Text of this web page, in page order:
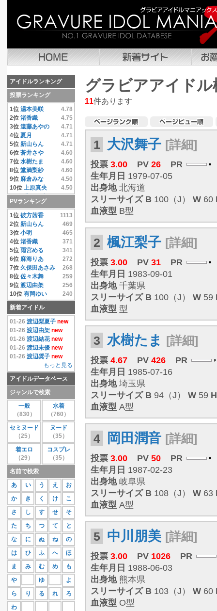
アイドルランキング
投票ランキング
1位 湯本美咲
4.78
2位 渚香織
4.75
3位 遠藤あやの
4.71
4位 夏月
4.71
5位 新山らん
4.71
6位 蒼井さや
4.60
7位 水樹たま
4.60
8位 堂満梨紗
4.60
9位 麻倉みな
4.50
10位 上原真央
4.50
11位豊田果歩
4.50
12位 小池唯
13位彼方茜香
4.40
14位相澤仁美
4.33
15位相沢まき
4.33
16位逢沢りな
4.33
17位相原みぃ
4.33
18位相原美咲
4.33
19位秋元結衣
4.33
20位雨宮める
4.33
21位有岡ゆい
4.33
22位 安藤遥
4.33
23位いいむれまさき
24位生田善子
4.33
25位入矢麻衣
4.33
26位鵜飼りえ
4.33
27位蛯原天
4.33
28位和葉みれい
4.33
栗原みさ
4.33
30位末永みゆ
4.33
もっと見る
PVランキング
1位 彼方茜香
1113
2位 新山らん
469
3位 小明
465
4位 渚香織
371
5位 雨宮める
341
6位 麻海りあ
272
7位 久保田あさみ
268
8位 佐々木舞
259
9位 渡辺由架
256
10位 有岡ゆい
240
11位千原こずえ
237
12位 尾崎ナナ
13位片瀬桃
220
14位水樹たま
214
15位遠藤あやの
208
16位麻倉みな
171
17位上原真央
155
島本里沙
152
19位團遥香
147
20位安西かな
131
21位 芦田実沙寿
22位鮎川穂乃果
126
23位手束真知子
124
24位伊達あい
123
25位大崎由希
115
26位鈴木あきえ
115
27位蒼井さや
111
28位紗那
109
29位相原美咲
107
30位桜庭あつこ
もっと見る
新着アイドル
01-26 渡辺梨夏子 new
01-26 渡辺由架 new
01-26 渡辺結花 new
01-26 渡辺未優 new
01-26 渡辺奨子 new
もっと見る
アイドルデータベース
ジャンルで検索
一般
（830）
水着
（760）
セミヌード
（25）
ヌード
（35）
着エロ
（29）
コスプレ
（35）
名前で検索
あ
い う え
お
か
き く け
こ
さ
し す せ
そ
た
ち つ て
と
な
に ぬ ね
の
は
ひ ふ へ
ほ
ま
み む め
も
や
ゆ
よ
ら
り る れ
ろ
わ
グラビアアイドル
11件あります
1 大沢舞子 [詳細]
投票 3.00 PV 26
PR
生年月日 1979-07-05
出身地北海道
スリーサイズ B 100（J） W 60
血液型 B型
2 楓江梨子 [詳細]
投票 3.00 PV 31
PR
生年月日 1983-09-01
出身地千葉県
スリーサイズ B 100（J） W 59
血液型 型
3 水樹たま [詳細]
投票 4.67 PV 426
PR
生年月日 1985-07-16
出身地埼玉県
スリーサイズ B 94（J） W 59 H
血液型 A型
4 岡田潤音 [詳細]
投票 3.00 PV 50
PR
生年月日 1987-02-23
出身地岐阜県
スリーサイズ B 108（J） W 63
血液型 A型
5 中川朋美 [詳細]
投票 3.00 PV 1026
PR
生年月日 1988-06-03
出身地熊本県
スリーサイズ B 103（J） W 60
血液型 O型